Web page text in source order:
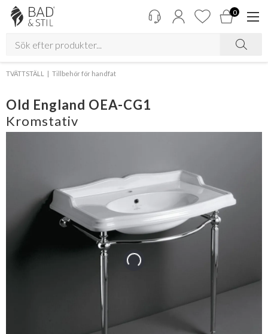
0
TVÄTTSTÄLL Tillbehör för handfat
Old England OEA-CG1
Kromstativ